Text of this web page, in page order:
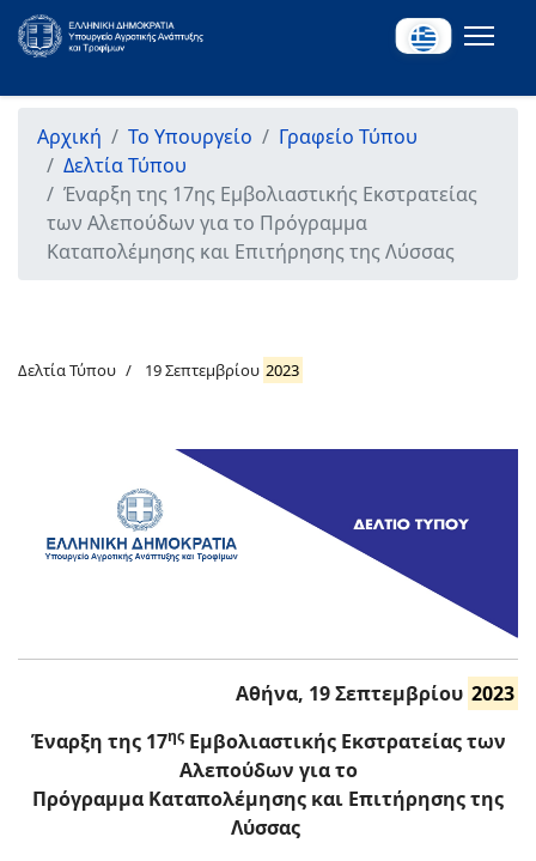
Αρχική Το Υπουργείο
Γραφείο Τύπου
Δελτία Τύπου
Έναρξη της 17ης Εμβολιαστικής Εκστρατείας
των Αλεπούδων για το Πρόγραμμα
Καταπολέμησης και Επιτήρησης της Λύσσας
Δελτία Τύπου 19 Σεπτεμβρίου 2023
Αθήνα, 19 Σεπτεμβρίου 2023
Έναρξη της 17ηςΕμβολιαστικής Εκστρατείας των
Αλεπούδων για το
Πρόγραμμα Καταπολέμησης και Επιτήρησης της
Λύσσας